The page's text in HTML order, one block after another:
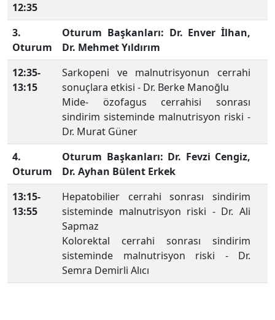
12:35
3.
Oturum
Oturum Başkanları: Dr. Enver İlhan,
Dr. Mehmet Yıldırım
12:35-
13:15
Sarkopeni ve malnutrisyonun cerrahi
sonuçlara etkisi - Dr. Berke Manoğlu
Mide- özofagus cerrahisi sonrası
sindirim sisteminde malnutrisyon riski -
Dr. Murat Güner
4.
Oturum
Oturum Başkanları: Dr. Fevzi Cengiz,
Dr. Ayhan Bülent Erkek
13:15-
13:55
Hepatobilier cerrahi sonrası sindirim
sisteminde malnutrisyon riski - Dr. Ali
Sapmaz
Kolorektal cerrahi sonrası sindirim
sisteminde malnutrisyon riski - Dr.
Semra Demirli Alıcı